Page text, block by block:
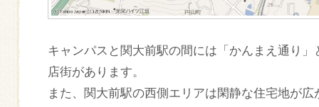
キャンパスと関大前駅の間には「かんまえ通り
店街があります。
また、関大前駅の西側エリアは閑静な住宅地が広